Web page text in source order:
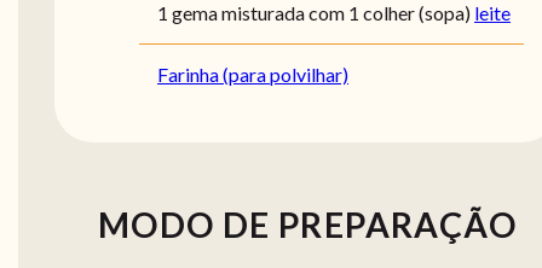
1 gema misturada com 1 colher (sopa) leite
Farinha (para polvilhar)
MODO DE PREPARAÇÃO